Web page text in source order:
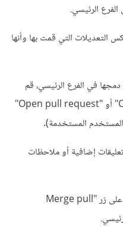
الرئيسي.
التعديلات التي قمت بها وأنها
في الفرع الرئيسي، قم
بالنقر على الزر "Create pull request" أو "Open pull request"
المستخدمة).
إضافية أو ملاحظات
بعد تأكيد المراجعة والتعليقات، قم بالنقر على زر "Merge pull